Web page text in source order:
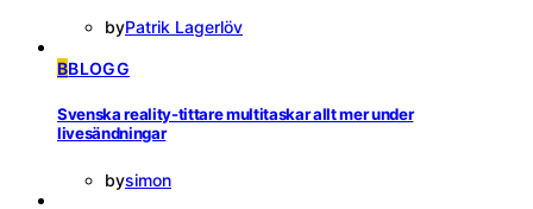
byPatrik Lagerlöv
BBLOGG
Svenska reality-tittare multitaskar allt mer under
livesändningar
bysimon